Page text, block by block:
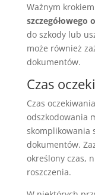
Ważnym
szczegółowego
do szkody lub
może również
dokumentów.
Czas
Czas
odszkodowania
skomplikowania
dokumentów.
określony czas,
roszczenia.